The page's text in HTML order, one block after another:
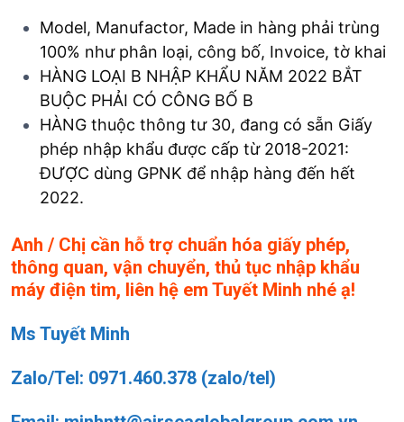
Model, Manufactor, Made in hàng phải trùng
100% như phân loại, công bố, Invoice, tờ khai
HÀNG LOẠI B NHẬP KHẨU NĂM 2022 BẮT
BUỘC PHẢI CÓ CÔNG BỐ B
HÀNG thuộc thông tư 30, đang có sẵn Giấy
phép nhập khẩu được cấp từ 2018-2021:
ĐƯỢC dùng GPNK để nhập hàng đến hết
2022.
Anh / Chị cần hỗ trợ chuẩn hóa giấy phép,
thông quan, vận chuyển, thủ tục nhập khẩu
máy điện tim, liên hệ em Tuyết Minh nhé ạ!
Ms Tuyết Minh
Zalo/Tel: 0971.460.378 (zalo/tel)